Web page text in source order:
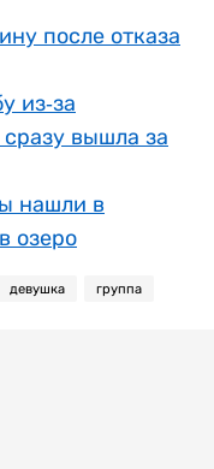
после отказа
из-за
вышла за
нашли в
озеро
девушка группа